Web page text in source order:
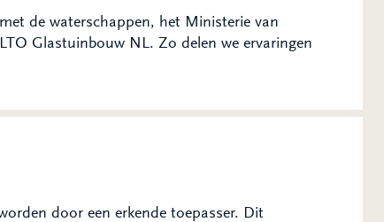
de waterschappen, het Ministerie van
Glastuinbouw NL. Zo delen we ervaringen
door een erkende toepasser. Dit